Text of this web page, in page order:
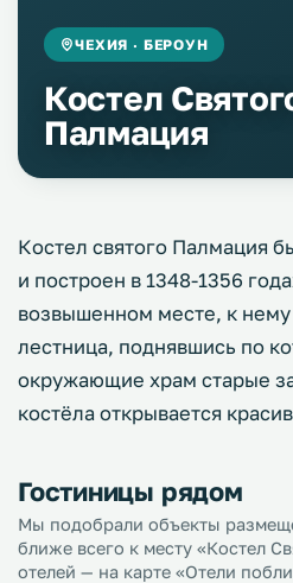
ЧЕХИЯ · БЕРОУН
Костел
Палмация
Костел святого Палмация
и построен в 1348-1356
возвышенном месте, к нему
лестница, поднявшись по
окружающие храм старые
костёла открывается
Гостиницы рядом
Мы подобрали объекты
ближе всего к месту «Костел
отелей — на карте «Отели